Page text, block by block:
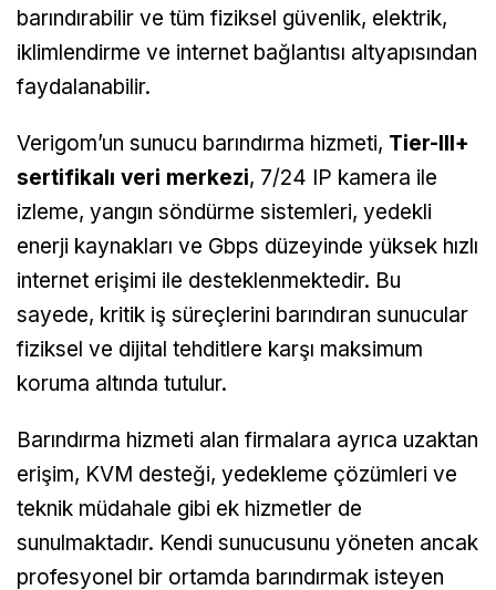
barındırabilir ve tüm fiziksel güvenlik, elektrik,
iklimlendirme ve internet bağlantısı altyapısından
faydalanabilir.
Verigom’un sunucu barındırma hizmeti, Tier-III+
sertifikalı veri merkezi, 7/24 IP kamera ile
izleme, yangın söndürme sistemleri, yedekli
enerji kaynakları ve Gbps düzeyinde yüksek hızlı
internet erişimi ile desteklenmektedir. Bu
sayede, kritik iş süreçlerini barındıran sunucular
fiziksel ve dijital tehditlere karşı maksimum
koruma altında tutulur.
Barındırma hizmeti alan firmalara ayrıca uzaktan
erişim, KVM desteği, yedekleme çözümleri ve
teknik müdahale gibi ek hizmetler de
sunulmaktadır. Kendi sunucusunu yöneten ancak
profesyonel bir ortamda barındırmak isteyen